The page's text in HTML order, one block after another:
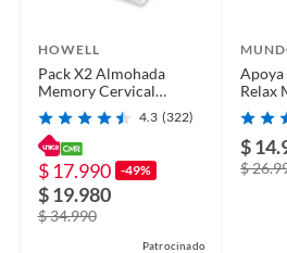
HOWELL
Pack X2 Almohada
Memory Cervical
Ortopédica Con
Memoria.
4.3 (322)
$ 17.990 -49%
$ 19.980
$ 34.990
Patrocinado
Apoya
Relax
6
$
$